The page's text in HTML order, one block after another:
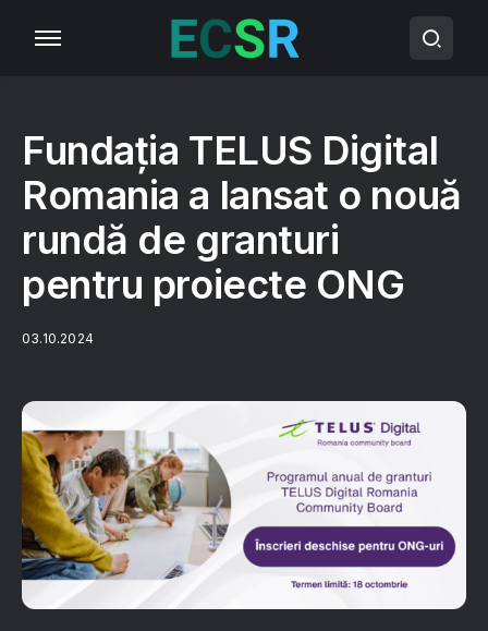
Fundația TELUS Digital
Romania a lansat o nouă
rundă de granturi
pentru proiecte ONG
03.10.2024